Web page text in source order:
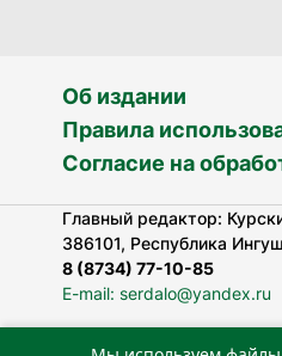
Об издании
Правила
Согласие на
Главный редактор:
386101, Республика
8 (8734) 77-10-85
E-mail: serdalo@yandex.ru